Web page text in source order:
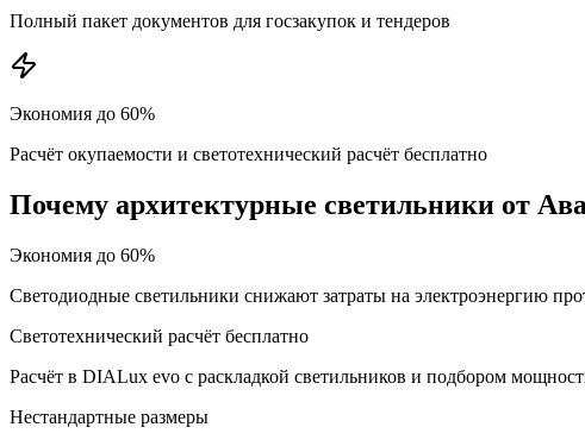
Полный пакет документов для госзакупок и тендеров
Экономия до 60%
Расчёт окупаемости и светотехнический расчёт бесплатно
Почему архитектурные светильники от
Экономия до 60%
Светодиодные светильники снижают затраты на электроэнергию
Светотехнический расчёт бесплатно
Расчёт в DIALux evo с раскладкой светильников и подбором
Нестандартные размеры